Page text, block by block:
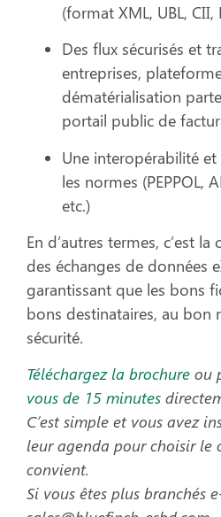
(format XML, UBL, CII,
Des flux sécurisés et
entreprises,
dématérialisation
portail public de
Une interopérabilité
les normes (PEPPOL,
etc.)
En d’autres termes, c’est
des échanges de données
garantissant que les bons
bons destinataires, au bon
sécurité.
Téléchargez la brochure ou
vous de 15 minutes
C’est simple et vous avez
leur agenda pour choisir le
convient.
Si vous êtes plus branchés